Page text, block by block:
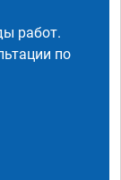
работ.
по